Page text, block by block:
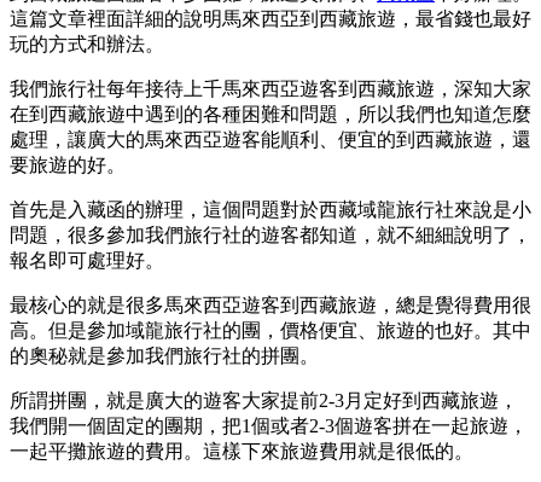
這篇文章裡面詳細的說明馬來西亞到西藏旅遊，最省錢也最好
玩的方式和辦法。
我們旅行社每年接待上千馬來西亞遊客到西藏旅遊，深知大家
在到西藏旅遊中遇到的各種困難和問題，所以我們也知道怎麼
處理，讓廣大的馬來西亞遊客能順利、便宜的到西藏旅遊，還
要旅遊的好。
首先是入藏函的辦理，這個問題對於西藏域龍旅行社來說是小
問題，很多參加我們旅行社的遊客都知道，就不細細說明了，
報名即可處理好。
最核心的就是很多馬來西亞遊客到西藏旅遊，總是覺得費用很
高。但是參加域龍旅行社的團，價格便宜、旅遊的也好。其中
的奧秘就是參加我們旅行社的拼團。
所謂拼團，就是廣大的遊客大家提前2-3月定好到西藏旅遊，
我們開一個固定的團期，把1個或者2-3個遊客拼在一起旅遊，
一起平攤旅遊的費用。這樣下來旅遊費用就是很低的。